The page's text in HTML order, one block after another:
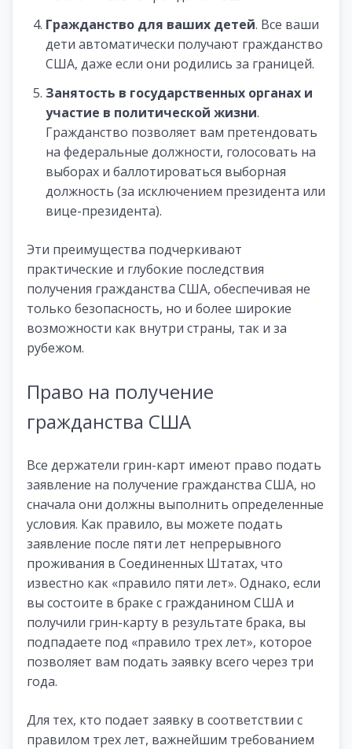
Гражданство для ваших детей. Все ваши
дети автоматически получают гражданство
США, даже если они родились за границей.
Занятость в государственных органах и
участие в политической жизни.
Гражданство позволяет вам претендовать
на федеральные должности, голосовать на
выборах и баллотироваться выборная
должность (за исключением президента или
вице-президента).
Эти преимущества подчеркивают
практические и глубокие последствия
получения гражданства США, обеспечивая не
только безопасность, но и более широкие
возможности как внутри страны, так и за
рубежом.
Право на получение
гражданства США
Все держатели грин-карт имеют право подать
заявление на получение гражданства США, но
сначала они должны выполнить определенные
условия. Как правило, вы можете подать
заявление после пяти лет непрерывного
проживания в Соединенных Штатах, что
известно как «правило пяти лет». Однако, если
вы состоите в браке с гражданином США и
получили грин-карту в результате брака, вы
подпадаете под «правило трех лет», которое
позволяет вам подать заявку всего через три
года.
Для тех, кто подает заявку в соответствии с
правилом трех лет, важнейшим требованием